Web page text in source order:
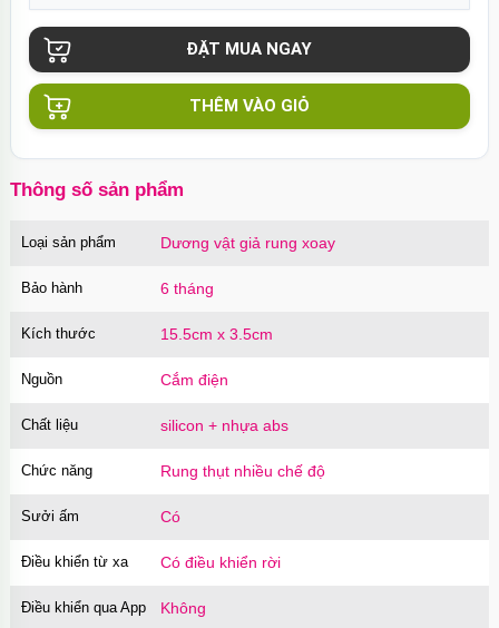
MãGDK75trị giá180.000₫
Bộ cosplay BDSM đồng phục y tá gợi cảm
quyến rũ
Gel bôi trơn toàn thân OIX Body Lubricant
MãGFB01 200.000₫
chân thật
DDR3
mại nhỏ gọn
THÊM VÀO GIỎ
Thông số sản phẩm
Loại sản phẩm Dương vật giả rung xoay
Bảo hành 6 tháng
Kích thước 15.5cm x 3.5cm
Nguồn Cắm điện
Chất liệu silicon + nhựa abs
Chức năng Rung thụt nhiều chế độ
Sưởi ấm Có
Điều khiển từ xa Có điều khiển rời
Điều khiển qua App Không